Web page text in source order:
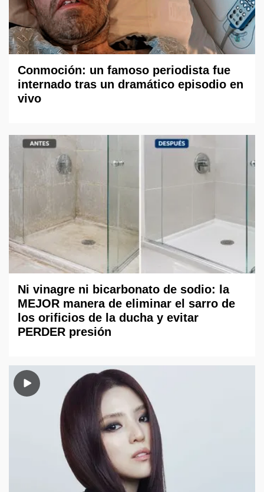
Conmoción: un famoso periodista fue
internado tras un dramático episodio en
vivo
Ni vinagre ni bicarbonato de sodio: la
MEJOR manera de eliminar el sarro de
los orificios de la ducha y evitar
PERDER presión